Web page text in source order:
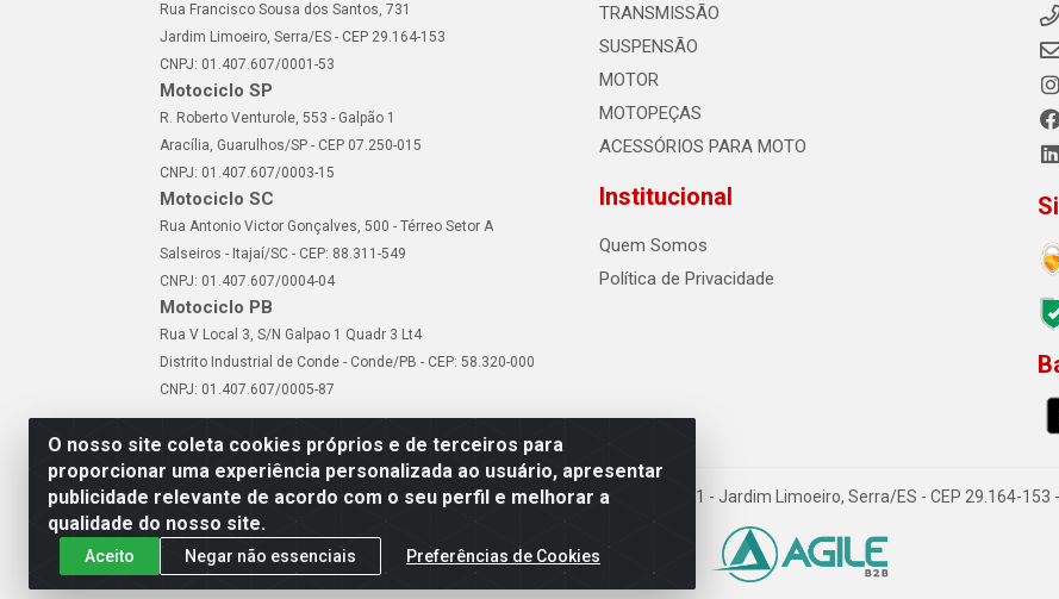
O nosso site coleta cookies próprios e de terceiros para
proporcionar uma experiência personalizada ao usuário, apresentar
publicidade relevante de acordo com o seu perfil e melhorar a
qualidade do nosso site.
Aceito Negar não essenciais Preferências de Cookies
Rua Francisco Sousa dos Santos, 731
Jardim Limoeiro, Serra/ES - CEP 29.164-153
CNPJ: 01.407.607/0001-53
Motociclo SP
R. Roberto Venturole, 553 - Galpão 1
Aracília, Guarulhos/SP - CEP 07.250-015
CNPJ: 01.407.607/0003-15
Motociclo SC
Rua Antonio Victor Gonçalves, 500 - Térreo Setor A
Salseiros - Itajaí/SC - CEP: 88.311-549
CNPJ: 01.407.607/0004-04
Motociclo PB
Rua V Local 3, S/N Galpao 1 Quadr 3 Lt4
Distrito Industrial de Conde - Conde/PB - CEP: 58.320-000
CNPJ: 01.407.607/0005-87
TRANSMISSÃO
SUSPENSÃO
MOTOR
MOTOPEÇAS
ACESSÓRIOS PARA MOTO
Institucional
Quem Somos
Política de Privacidade
Motociclo - Rua Francisco Sousa dos Santos, 731 - Jardim Limoeiro, Serra/ES - CEP 29.164-